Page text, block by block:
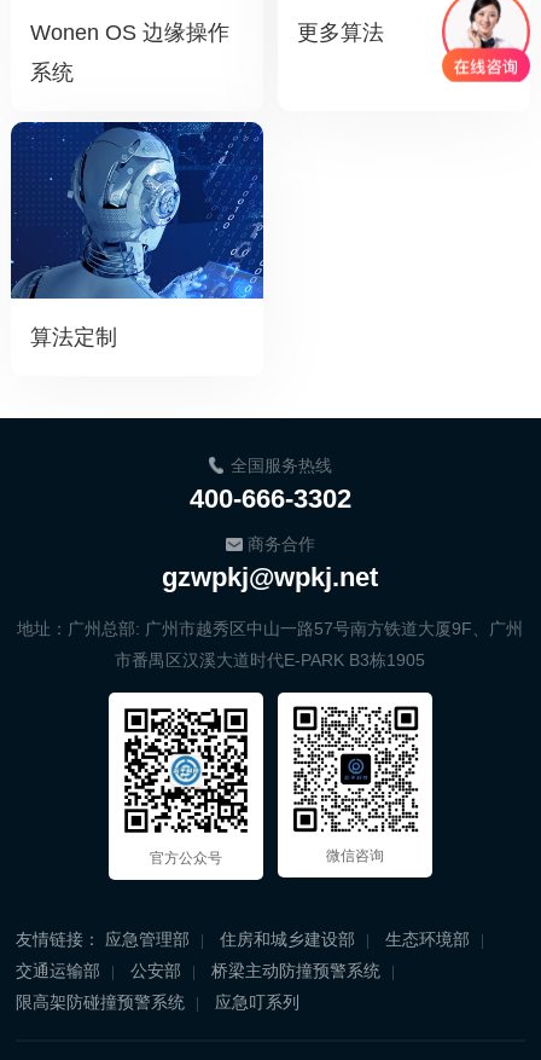
Wonen OS 边缘操作
系统
更多算法
算法定制
全国服务热线
400-666-3302
商务合作
gzwpkj@wpkj.net
地址：广州总部: 广州市越秀区中山一路57号南方铁道大厦9F、广州
市番禺区汉溪大道时代E-PARK B3栋1905
官方公众号 微信咨询
友情链接： 应急管理部 住房和城乡建设部
生态环境部
交通运输部
公安部
桥梁主动防撞预警系统
限高架防碰撞预警系统
应急叮系列